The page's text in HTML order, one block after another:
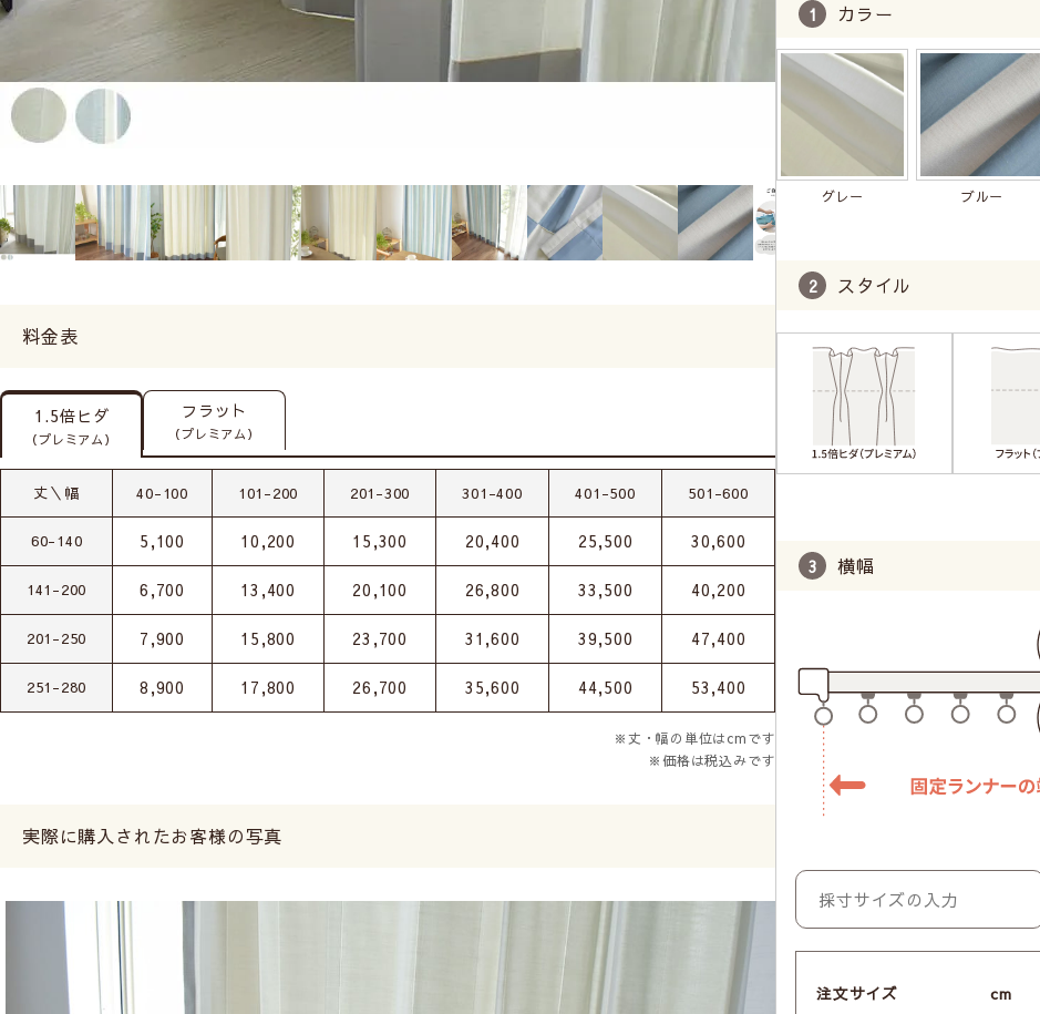
料金表
1.5倍ヒダ
（プレミアム）
フラット
（プレミアム）
丈＼幅 40-100 101-200 201-300 301-400 401-500 501-600
60-140 5,100 10,200 15,300 20,400 25,500 30,600
141-200 6,700 13,400 20,100 26,800 33,500 40,200
201-250 7,900 15,800 23,700 31,600 39,500 47,400
251-280 8,900 17,800 26,700 35,600 44,500 53,400
※丈・幅の単位はcmです
※価格は税込みです
実際に購入されたお客様の写真
カラー
グレー ブルー
スタイル
横幅
注文サイズ cm